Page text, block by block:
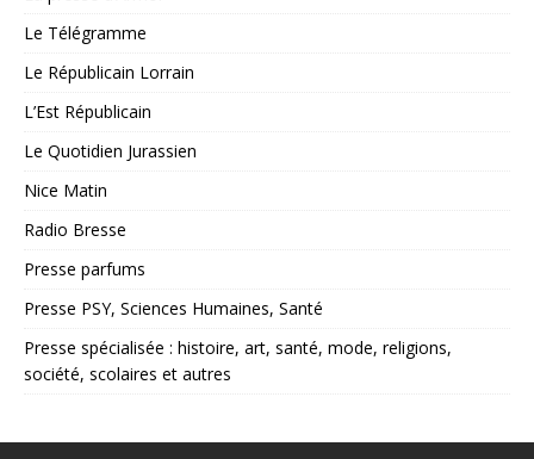
Le Télégramme
Le Républicain Lorrain
L’Est Républicain
Le Quotidien Jurassien
Nice Matin
Radio Bresse
Presse parfums
Presse PSY, Sciences Humaines, Santé
Presse spécialisée : histoire, art, santé, mode, religions,
société, scolaires et autres